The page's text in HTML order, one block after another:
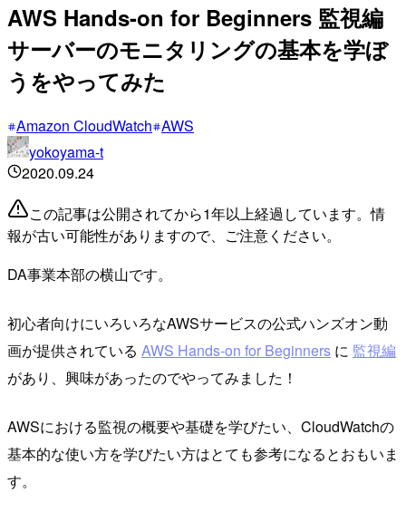
AWS Hands-on for Beginners 監視編
サーバーのモニタリングの基本を学ぼ
うをやってみた
Amazon CloudWatch AWS
yokoyama-t
2020.09.24
この記事は公開されてから1年以上経過しています。情
報が古い可能性がありますので、ご注意ください。
DA事業本部の横山です。
初心者向けにいろいろなAWSサービスの公式ハンズオン動
画が提供されている AWS Hands-on for Beginners に 監視編
があり、興味があったのでやってみました！
AWSにおける監視の概要や基礎を学びたい、CloudWatchの
基本的な使い方を学びたい方はとても参考になるとおもいま
す。